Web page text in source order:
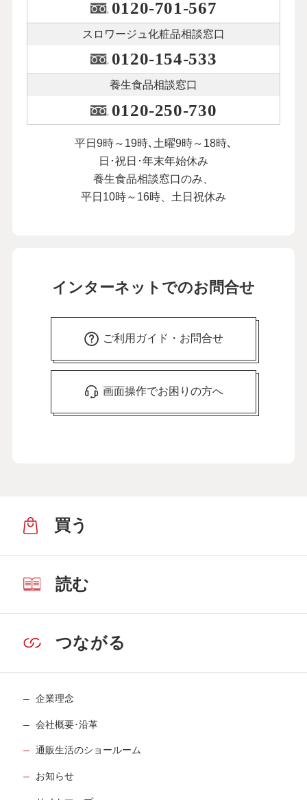
0120-701-567
スロワージュ化粧品相談窓口
0120-154-533
養生食品相談窓口
0120-250-730
平日9時～19時､土曜9時～18時､
日･祝日･年末年始休み
養生食品相談窓口のみ、
平日10時～16時、土日祝休み
インターネットでのお問合せ
ご利用ガイド・お問合せ
画面操作でお困りの方へ
買う
読む
つながる
企業理念
会社概要･沿革
通販生活のショールーム
お知らせ